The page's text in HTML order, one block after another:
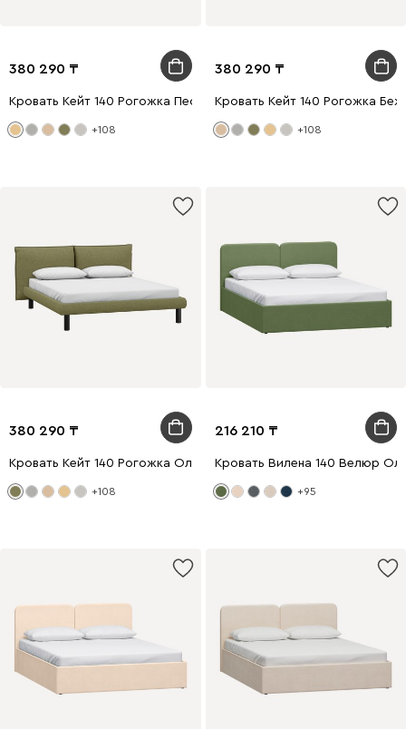
380 290
Кровать Кейт 140 Рогожка Песочный
+108
380 290
Кровать Кейт 140 Рогожка
+108
380 290
Кровать Кейт 140 Рогожка Оливковый
+108
216 210
Кровать Вилена 140 Велюр
+95